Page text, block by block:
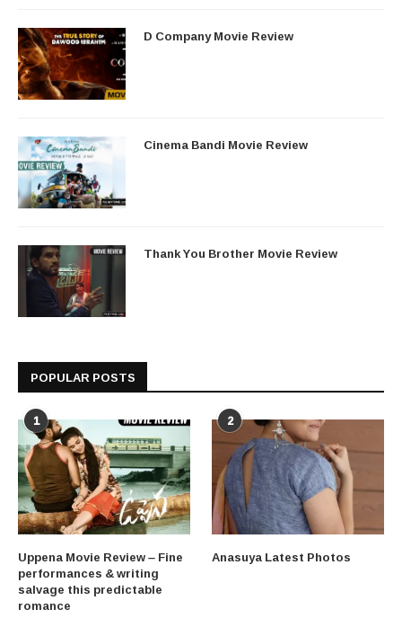
D Company Movie Review
Cinema Bandi Movie Review
Thank You Brother Movie Review
POPULAR POSTS
1
Uppena Movie Review – Fine
performances & writing
salvage this predictable
romance
2
Anasuya Latest Photos